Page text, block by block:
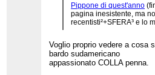
Pippone di quest'anno
pagina inesistente, ma
recentisti²+SFERA³ e lo
Voglio proprio vedere a cosa
bardo sudamericano
appassionato COLLA penna.